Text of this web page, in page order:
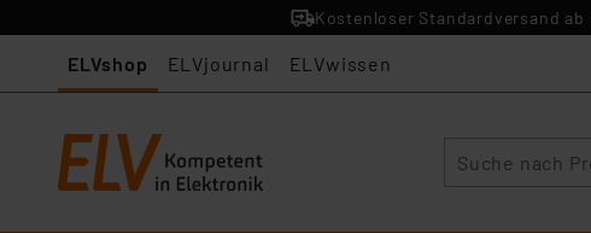
Kostenloser Standardversand ab
ELVshop ELVjournal ELVwissen